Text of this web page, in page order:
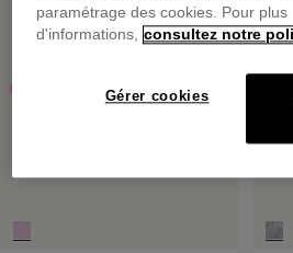
paramétrage des cookies. Pour plus
d'informations,
consultez notre
Gérer cookies